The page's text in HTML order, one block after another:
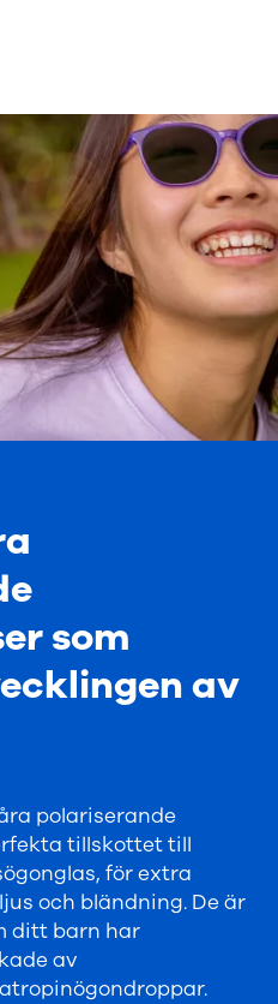
som
av
polariserande
tillskottet till
för extra
och bländning. De är
ditt barn har
av